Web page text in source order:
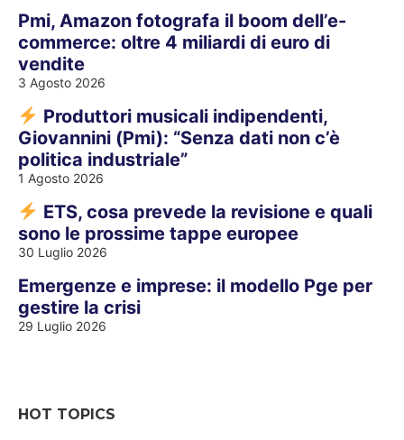
Pmi, Amazon fotografa il boom dell’e-
commerce: oltre 4 miliardi di euro di
vendite
3 Agosto 2026
Produttori musicali indipendenti,
Giovannini (Pmi): “Senza dati non c’è
politica industriale”
1 Agosto 2026
ETS, cosa prevede la revisione e quali
sono le prossime tappe europee
30 Luglio 2026
Emergenze e imprese: il modello Pge per
gestire la crisi
29 Luglio 2026
HOT TOPICS